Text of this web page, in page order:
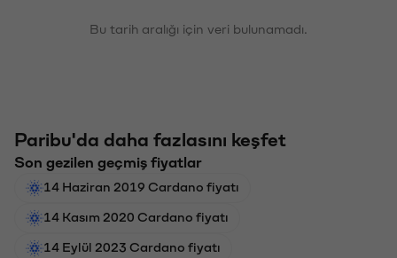
Bu tarih aralığı için veri bulunamadı.
Paribu'da daha fazlasını keşfet
Son gezilen geçmiş fiyatlar
14 Haziran 2019 Cardano fiyatı
14 Kasım 2020 Cardano fiyatı
14 Eylül 2023 Cardano fiyatı